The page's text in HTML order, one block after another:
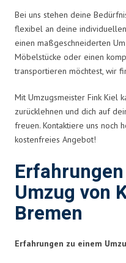
Bei uns stehen deine
flexibel an deine
einen maßgeschneiderten
Möbelstücke oder einen
transportieren möchtest, wir
Mit Umzugsmeister Fink Kiel
zurücklehnen und dich auf
freuen. Kontaktiere uns noch
kostenfreies Angebot!
Umzug von
Bremen
Erfahrungen zu einem